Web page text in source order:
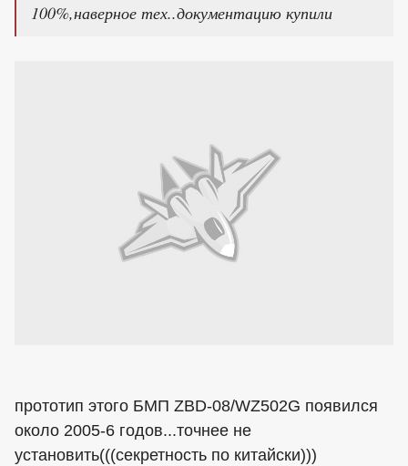
100%,наверное тех..документацию купили
прототип этого БМП ZBD-08/WZ502G появился
около 2005-6 годов...точнее не
установить(((секретность по китайски)))